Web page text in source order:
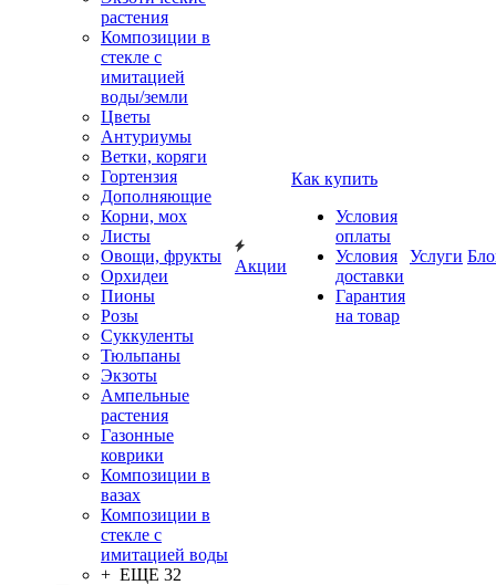
растения
Композиции в
стекле с
имитацией
воды/земли
Цветы
Антуриумы
Ветки, коряги
Гортензия
Дополняющие
Корни, мох
Листы
Овощи, фрукты
Орхидеи
Пионы
Розы
Суккуленты
Тюльпаны
Экзоты
Ампельные
растения
Газонные
коврики
Композиции в
вазах
Композиции в
стекле с
имитацией воды
+ ЕЩЕ 32
Акции
Как купить
Условия
оплаты
Условия
доставки
Гарантия
на товар
Услуги